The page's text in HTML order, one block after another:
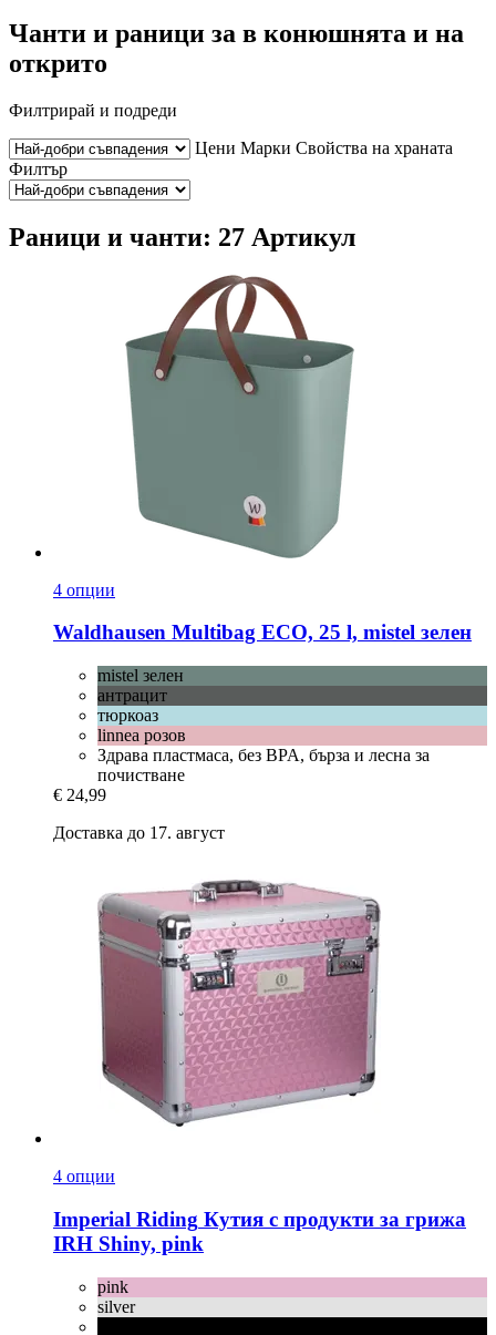
Чанти и раници за в конюшнята и на
открито
Филтрирай и подреди
Цени Марки Свойства на храната
Филтър
Раници и чанти: 27 Артикул
4 опции
Waldhausen Multibag ECO, 25 l, mistel зелен
mistel зелен
антрацит
тюркоаз
linnea розов
Здрава пластмаса, без BPA, бърза и лесна за
почистване
€ 24,99
Доставка до 17. август
4 опции
Imperial Riding Кутия с продукти за грижа
IRH Shiny, pink
pink
silver